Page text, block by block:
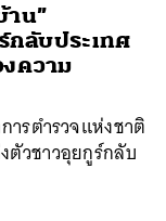
าน”
กลับประเทศ
งความ
รตำรวจแห่งชาติ
ตัวชาวอุยกูร์กลับ